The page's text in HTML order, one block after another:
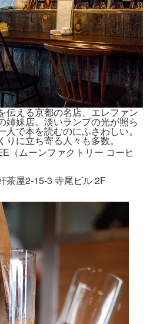
伝える京都の名店、エレファン
姉妹店。淡いランプの光が照ら
人で本を読むのにふさわしい。
りに立ち寄る人々も多数。
（ムーンファクトリー コーヒ
茶屋2-15-3 寺尾ビル 2F